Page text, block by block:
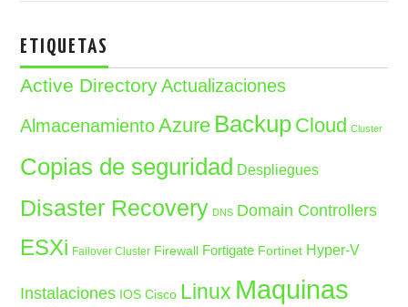
ETIQUETAS
Active Directory Actualizaciones
Almacenamiento Azure Backup Cloud Cluster
Copias de seguridad Despliegues
Disaster Recovery DNS Domain Controllers
ESXi Failover Cluster Firewall Fortigate Fortinet Hyper-V
Instalaciones IOS Cisco Linux Maquinas